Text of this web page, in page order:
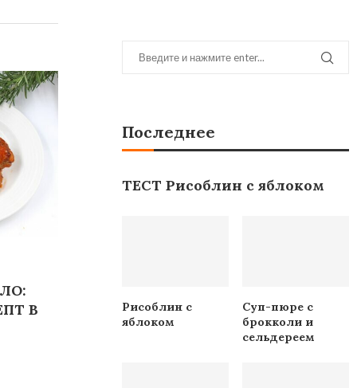
В
Последнее
ТЕСТ Рисоблин с яблоком
Рисоблин с
яблоком
Суп-пюре с
брокколи и
сельдереем